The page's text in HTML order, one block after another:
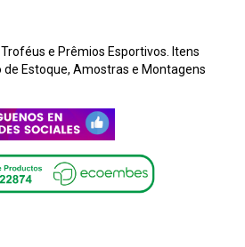
e Prêmios Esportivos. Itens
de Estoque, Amostras e Montagens